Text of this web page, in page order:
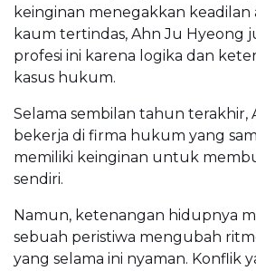
keinginan menegakkan
kaum tertindas, Ahn Ju Hyeong
profesi ini karena logika dan
kasus hukum.
Selama sembilan tahun terakhir,
bekerja di firma hukum yang
memiliki keinginan untuk
sendiri.
Namun, ketenangan hidupnya
sebuah peristiwa mengubah
yang selama ini nyaman. Konflik